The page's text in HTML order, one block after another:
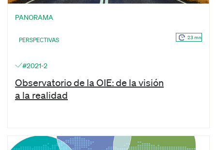
PANORAMA
PERSPECTIVAS 23 mn
#2021-2
Observatorio de la OIE: de la visión
a la realidad